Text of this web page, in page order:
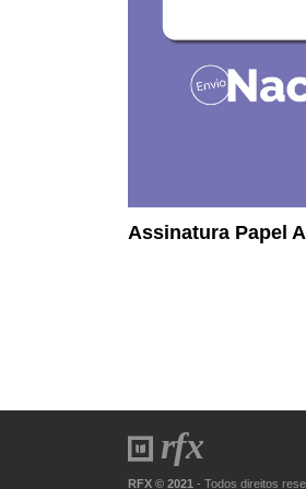
Assinatura Papel
RFX © 2021 - Todos direitos